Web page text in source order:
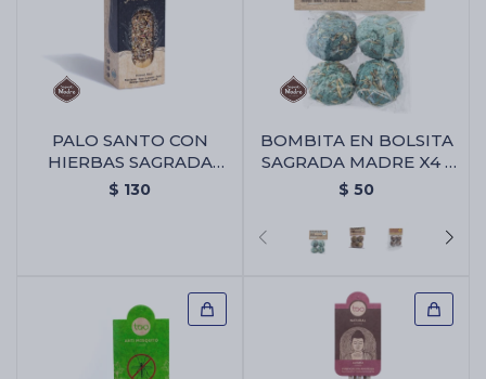
PALO SANTO CON
HIERBAS SAGRADA
MADRE X1 - Palo Santo
$ 130
BOMBITA EN BOLSITA
SAGRADA MADRE X4 -
Abre Camino
$ 50